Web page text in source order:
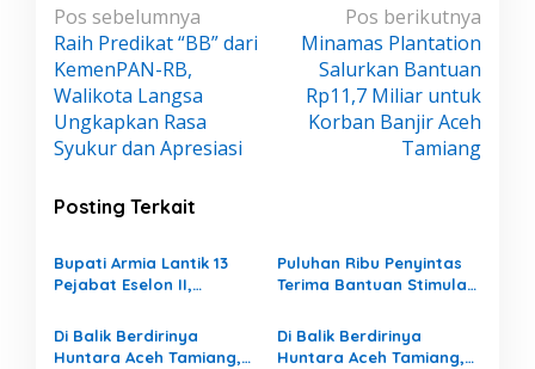
N
a
v
i
g
s
p
o
s
Pos sebelumnya
Raih Predikat “BB” dari
KemenPAN-RB,
Walikota Langsa
Ungkapkan Rasa
Syukur dan Apresiasi
Pos berikutnya
Minamas Plantation
Salurkan Bantuan
Rp11,7 Miliar untuk
Korban Banjir Aceh
Tamiang
Posting Terkait
Bupati Armia Lantik 13
Pejabat Eselon II,
Birokrasi Demi Pelayanan
Publik yang Lebih Baik
Puluhan Ribu Penyintas
Terima Bantuan Stimulan,
Aceh Tamiang
Di Balik Berdirinya
Huntara Aceh Tamiang,
Di Balik Berdirinya
Huntara Aceh Tamiang,